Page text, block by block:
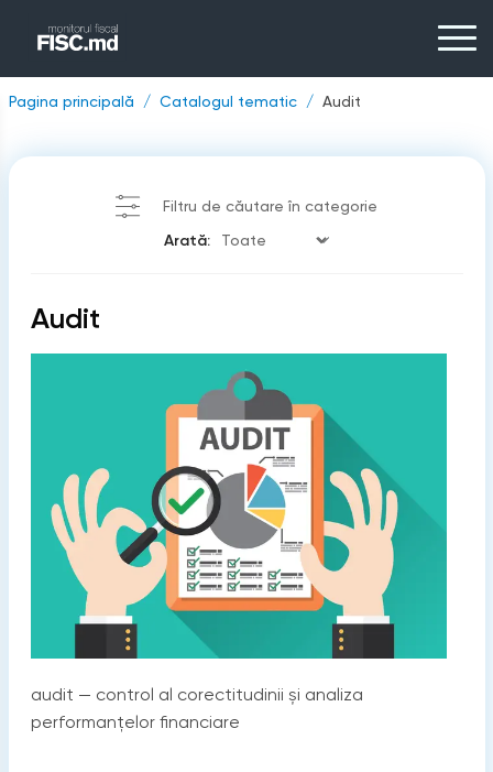
Pagina principală Catalogul tematic Audit
Filtru de căutare în categorie
Arată:
Audit
audit — control al corectitudinii și analiza
performanțelor financiare